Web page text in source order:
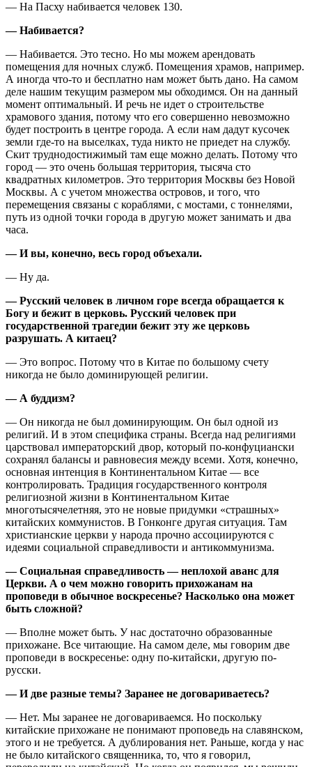
— На Пасху набивается человек 130.
— Набивается?
— Набивается. Это тесно. Но мы можем арендовать
помещения для ночных служб. Помещения храмов, например.
А иногда что-то и бесплатно нам может быть дано. На самом
деле нашим текущим размером мы обходимся. Он на данный
момент оптимальный. И речь не идет о строительстве
храмового здания, потому что его совершенно невозможно
будет построить в центре города. А если нам дадут кусочек
земли где-то на выселках, туда никто не приедет на службу.
Скит труднодостижимый там еще можно делать. Потому что
город — это очень большая территория, тысяча сто
квадратных километров. Это территория Москвы без Новой
Москвы. А с учетом множества островов, и того, что
перемещения связаны с кораблями, с мостами, с тоннелями,
путь из одной точки города в другую может занимать и два
часа.
— И вы, конечно, весь город объехали.
— Ну да.
— Русский человек в личном горе всегда обращается к
Богу и бежит в церковь. Русский человек при
государственной трагедии бежит эту же церковь
разрушать. А китаец?
— Это вопрос. Потому что в Китае по большому счету
никогда не было доминирующей религии.
— А буддизм?
— Он никогда не был доминирующим. Он был одной из
религий. И в этом специфика страны. Всегда над религиями
царствовал императорский двор, который по-конфуциански
сохранял балансы и равновесия между всеми. Хотя, конечно,
основная интенция в Континентальном Китае — все
контролировать. Традиция государственного контроля
религиозной жизни в Континентальном Китае
многотысячелетняя, это не новые придумки «страшных»
китайских коммунистов. В Гонконге другая ситуация. Там
христианские церкви у народа прочно ассоциируются с
идеями социальной справедливости и антикоммунизма.
— Социальная справедливость — неплохой аванс для
Церкви. А о чем можно говорить прихожанам на
проповеди в обычное воскресенье? Насколько она может
быть сложной?
— Вполне может быть. У нас достаточно образованные
прихожане. Все читающие. На самом деле, мы говорим две
проповеди в воскресенье: одну по-китайски, другую по-
русски.
— И две разные темы? Заранее не договариваетесь?
— Нет. Мы заранее не договариваемся. Но поскольку
китайские прихожане не понимают проповедь на славянском,
этого и не требуется. А дублирования нет. Раньше, когда у нас
не было китайского священника, то, что я говорил,